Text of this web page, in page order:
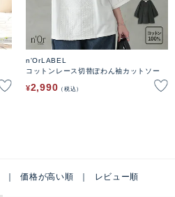
n'OrLABEL
コットンレース切替ぽわん袖カットソー
¥2,990 税込
価格が高い順 レビュー順